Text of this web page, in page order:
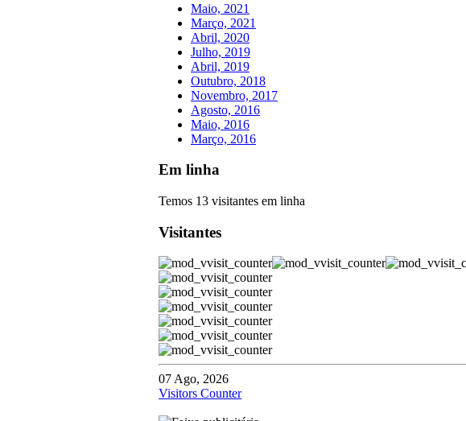
Maio, 2021
Março, 2021
Abril, 2020
Julho, 2019
Abril, 2019
Outubro, 2018
Novembro, 2017
Agosto, 2016
Maio, 2016
Março, 2016
Em linha
Temos 13 visitantes em linha
Visitantes
07 Ago, 2026
Visitors Counter